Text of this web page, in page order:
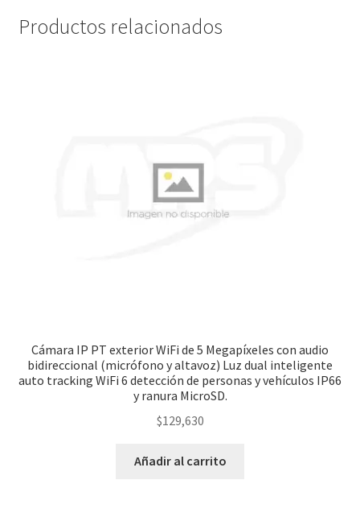
Productos relacionados
Cámara IP PT exterior WiFi de 5 Megapíxeles con audio
bidireccional (micrófono y altavoz) Luz dual inteligente
auto tracking WiFi 6 detección de personas y vehículos IP66
y ranura MicroSD.
$129,630
Añadir al carrito